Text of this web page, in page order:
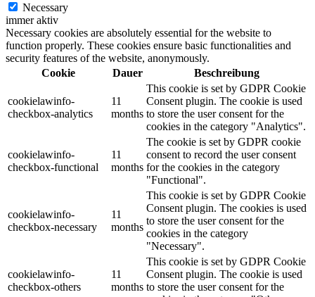
Necessary
immer aktiv
Necessary cookies are absolutely essential for the website to
function properly. These cookies ensure basic functionalities and
security features of the website, anonymously.
Cookie
Dauer Beschreibung
cookielawinfo-
checkbox-analytics
11
months
This cookie is set by GDPR Cookie
Consent plugin. The cookie is used
to store the user consent for the
cookies in the category "Analytics".
cookielawinfo-
checkbox-functional
11
months
The cookie is set by GDPR cookie
consent to record the user consent
for the cookies in the category
"Functional".
cookielawinfo-
checkbox-necessary
11
months
This cookie is set by GDPR Cookie
Consent plugin. The cookies is used
to store the user consent for the
cookies in the category
"Necessary".
cookielawinfo-
checkbox-others
11
months
This cookie is set by GDPR Cookie
Consent plugin. The cookie is used
to store the user consent for the